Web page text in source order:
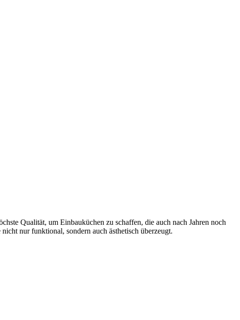
Qualität, um Einbauküchen zu schaffen, die auch nach Jahren noch
nur funktional, sondern auch ästhetisch überzeugt.